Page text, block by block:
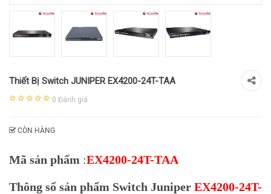
Thiết Bị Switch JUNIPER EX4200-24T-TAA
0 Đánh giá
CÒN HÀNG
Mã sản phẩm :EX4200-24T-TAA
Thông số sản phẩm Switch Juniper EX4200-24T-